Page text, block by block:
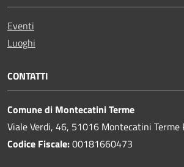
Eventi
Luoghi
CONTATTI
Comune di Montecatini Terme
Viale Verdi, 46, 51016 Montecatini Terme
Codice Fiscale:00181660473